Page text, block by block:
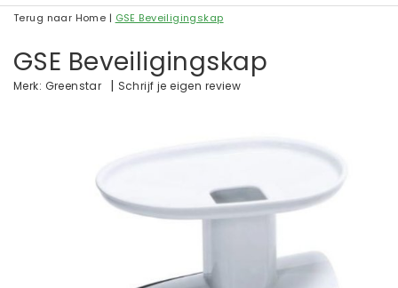
Terug naar Home | GSE Beveiligingskap
GSE Beveiligingskap
Merk: Greenstar | Schrijf je eigen review